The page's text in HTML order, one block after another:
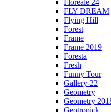
Floreale 24
FLY DREAM
Flying Hill
Forest
Frame
Frame 2019
Foresta
Fresh
Funny Tour
Gallery-22
Geometry
Geometry
Geotropick